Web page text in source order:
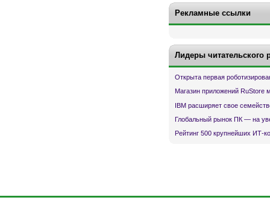
Рекламные ссылки
Лидеры читательского
Открыта первая
Магазин приложений RuStore
IBM расширяет свое
Глобальный рынок ПК — на
Рейтинг 500 крупнейших ИТ-